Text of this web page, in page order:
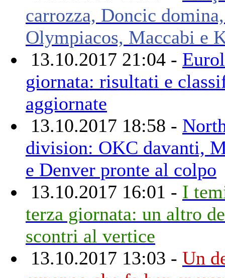
carrozza, Doncic
Olympiacos, Maccabi e
13.10.2017 21:04 -
giornata: risultati e
aggiornate
13.10.2017 18:58 -
division: OKC davanti,
e Denver pronte al colpo
13.10.2017 16:01 - I
terza giornata: un altro
scontri al vertice
13.10.2017 13:03 - Un